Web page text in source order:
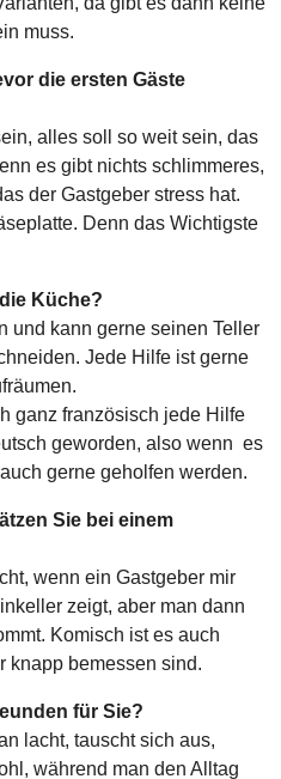
muss.
die ersten Gäste
alles soll so weit sein, das
es gibt nichts schlimmeres,
der Gastgeber stress hat.
Denn das Wichtigste
Küche?
und kann gerne seinen Teller
Jede Hilfe ist gerne
ganz französisch jede Hilfe
geworden, also wenn es
gerne geholfen werden.
Sie bei einem
wenn ein Gastgeber mir
zeigt, aber man dann
Komisch ist es auch
knapp bemessen sind.
für Sie?
lacht, tauscht sich aus,
während man den Alltag